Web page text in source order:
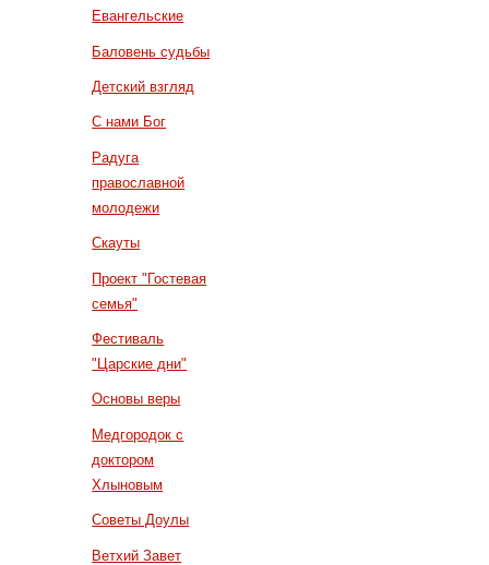
Евангельские
Баловень судьбы
Детский взгляд
С нами Бог
Радуга
православной
молодежи
Скауты
Проект "Гостевая
семья"
Фестиваль
"Царские дни"
Основы веры
Медгородок с
доктором
Хлыновым
Советы Доулы
Ветхий Завет